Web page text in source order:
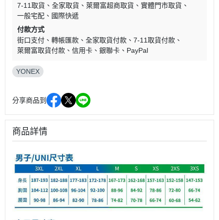
7-11取貨
全家取貨 萊爾富超商取貨
實體門市取貨
一般宅配
國際快遞
付款方式
街口支付
轉帳匯款 全家取貨付款
7-11取貨付款
萊爾富取貨付款
信用卡 銀聯卡 PayPal
YONEX
分享商品到
商品詳情